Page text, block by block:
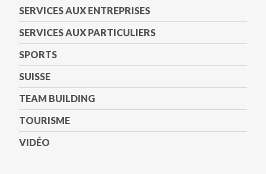
SERVICES AUX ENTREPRISES
SERVICES AUX PARTICULIERS
SPORTS
SUISSE
TEAM BUILDING
TOURISME
VIDÉO